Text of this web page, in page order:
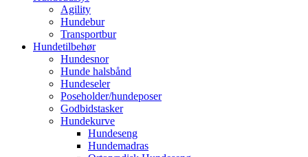
Agility
Hundebur
Transportbur
Hundetilbehør
Hundesnor
Hunde halsbånd
Hundeseler
Poseholder/hundeposer
Godbidstasker
Hundekurve
Hundeseng
Hundemadras